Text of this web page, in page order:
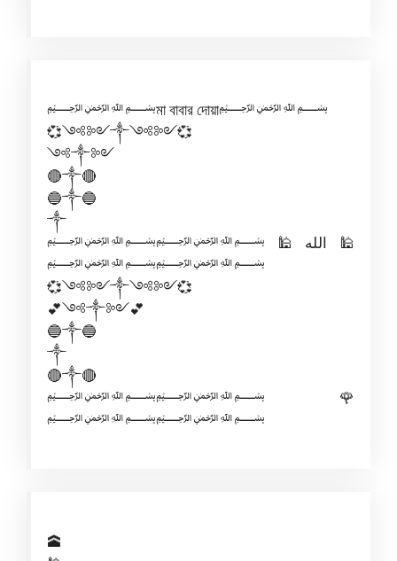
﷽মা বাবার দোয়া﷽
💞༺༻༒༺༻💞
༺༒༻
🔴༒🔴
🔵༒🔵
༒
﷽﷽🕌الله🕌
﷽﷽
💞༺༻༒༺༻💞
💕༺༒༻💕
🔵༒🔵
༒
🔴༒🔴
﷽﷽🌹
﷽﷽
🕋